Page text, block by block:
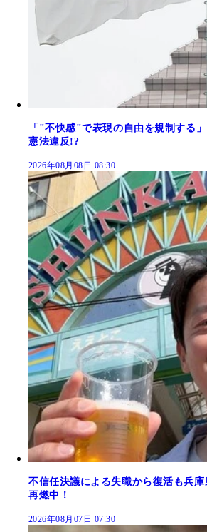
「"不快感"で表現の自由を規制する
憲法違反!?
2026年08月08日 08:30
不信任決議による失職から復活も兵
再燃中！
2026年08月07日 07:30